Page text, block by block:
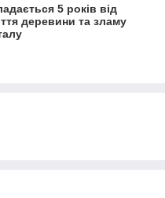
5 років від
деревини та зламу